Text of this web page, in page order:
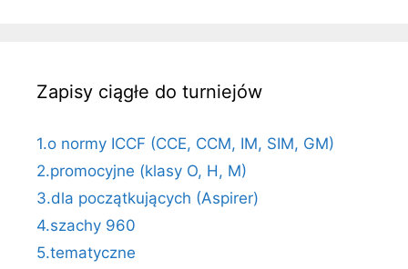
Zapisy ciągłe do turniejów
1.o normy ICCF (CCE, CCM, IM, SIM, GM)
2.promocyjne (klasy O, H, M)
3.dla początkujących (Aspirer)
4.szachy 960
5.tematyczne